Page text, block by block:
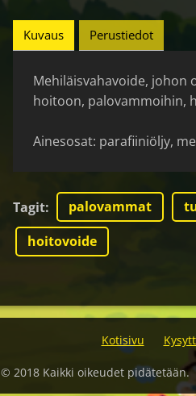
Kuvaus Perustiedot
Mehiläisvahavoide,
hoitoon, palovammoihin,
Ainesosat: parafiiniöljy,
Tagit: palovammat
hoitovoide
Kotisivu
© 2018 Kaikki oikeudet pidätetään.